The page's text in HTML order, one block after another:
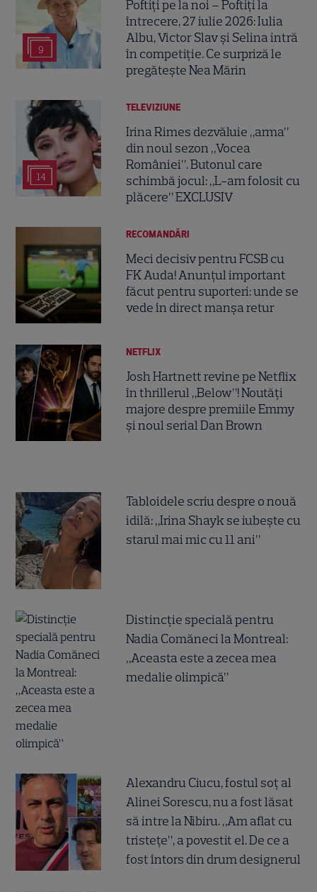
9
Poftiți pe la noi – Poftiți la
întrecere, 27 iulie 2026: Iulia
Albu, Victor Slav și Selina intră
în competiție. Ce surpriză le
pregătește Nea Mărin
14
TELEVIZIUNE
Irina Rimes dezvăluie „arma”
din noul sezon „Vocea
României”. Butonul care
schimbă jocul: „L-am folosit cu
plăcere” EXCLUSIV
RECOMANDĂRI
Meci decisiv pentru FCSB cu
FK Auda! Anunțul important
făcut pentru suporteri: unde se
vede în direct manșa retur
NETFLIX
Josh Hartnett revine pe Netflix
în thrillerul „Below”! Noutăți
majore despre premiile Emmy
și noul serial Dan Brown
Tabloidele scriu despre o nouă
idilă: „Irina Shayk se iubește cu
starul mai mic cu 11 ani”
Distincție specială pentru
Nadia Comăneci la Montreal:
„Aceasta este a zecea mea
medalie olimpică”
Alexandru Ciucu, fostul soț al
Alinei Sorescu, nu a fost lăsat
să intre la Nibiru. „Am aflat cu
tristețe”, a povestit el. De ce a
fost întors din drum designerul